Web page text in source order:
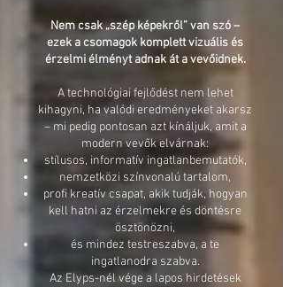
Nem csak „szép képekről” van szó –
ezek a csomagok komplett vizuális és
érzelmi élményt adnak át a vevőidnek.
A technológiai fejlődést nem lehet
kihagyni, ha valódi eredményeket akarsz
– mi pedig pontosan azt kínáljuk, amit a
modern vevők elvárnak:
stílusos, informatív ingatlanbemutatók,
nemzetközi színvonalú tartalom,
profi kreatív csapat, akik tudják, hogyan
kell hatni az érzelmekre és döntésre
ösztönözni,
és mindez testreszabva, a te
ingatlanodra szabva.
Az Elyps-nél vége a lapos hirdetések